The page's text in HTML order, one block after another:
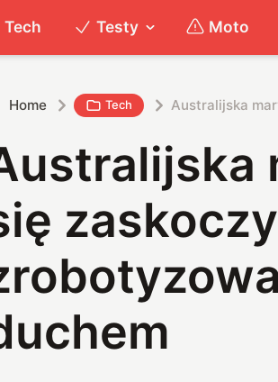
Tech Testy Moto
Home Tech Australijska